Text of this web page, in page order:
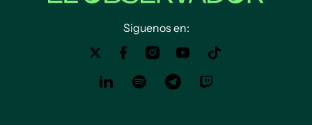
Siguenos en: